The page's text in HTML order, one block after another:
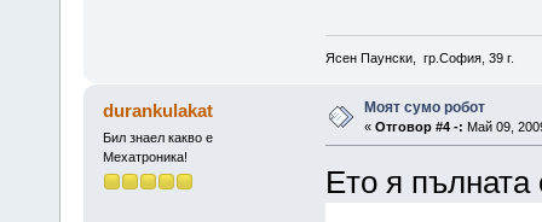
Ясен Паунски, гр.София, 39 г.
durankulakat
Бил знаел какво е
Мехатроника!
Моят сумо робот
« Отговор #4 -: Май 09,
Ето я